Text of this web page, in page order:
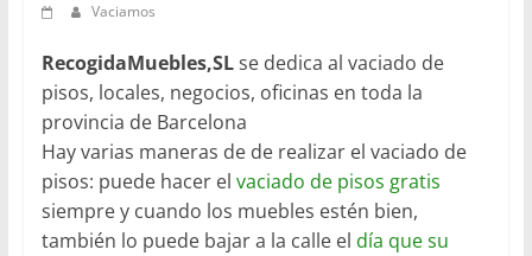
Vaciamos
RecogidaMuebles,SLse dedica al vaciado de
pisos, locales, negocios, oficinas en toda la
provincia de Barcelona
Hay varias maneras de de realizar el vaciado de
pisos: puede hacer el vaciado de pisos gratis
siempre y cuando los muebles estén bien,
también lo puede bajar a la calle el día que su